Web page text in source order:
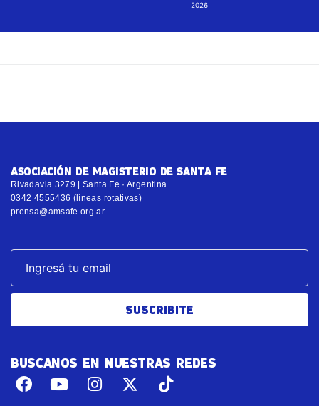
2026
ASOCIACIÓN DE MAGISTERIO DE SANTA FE
Rivadavia 3279 | Santa Fe · Argentina
0342 4555436 (líneas rotativas)
prensa@amsafe.org.ar
SUSCRIBITE
BUSCANOS EN NUESTRAS REDES